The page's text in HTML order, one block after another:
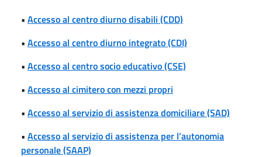
• Accesso al centro diurno disabili (CDD)
• Accesso al centro diurno integrato (CDI)
• Accesso al centro socio educativo (CSE)
• Accesso al cimitero con mezzi propri
• Accesso al servizio di assistenza domiciliare (SAD)
• Accesso al servizio di assistenza per l’autonomia
personale (SAAP)